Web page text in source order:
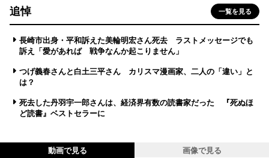
追悼 一覧を見る
長崎市出身・平和訴えた美輪明宏さん死去 ラストメッセージでも
訴え「愛があれば 戦争なんか起こりません」
つげ義春さんと白土三平さん カリスマ漫画家、二人の「違い」と
は？
死去した丹羽宇一郎さんは、経済界有数の読書家だった 『死ぬほ
ど読書』ベストセラーに
動画で見る 画像で見る